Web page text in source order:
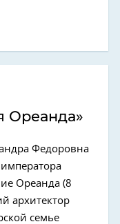
Ореанда»
Федоровна
Ореанда (8
архитектор
семье